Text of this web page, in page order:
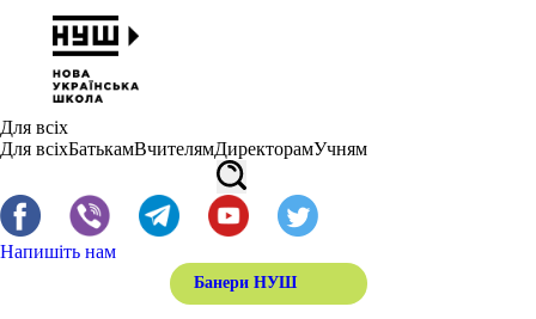
Для всіх
Для всіхБатькамВчителямДиректорамУчням
Напишіть нам
Банери НУШ